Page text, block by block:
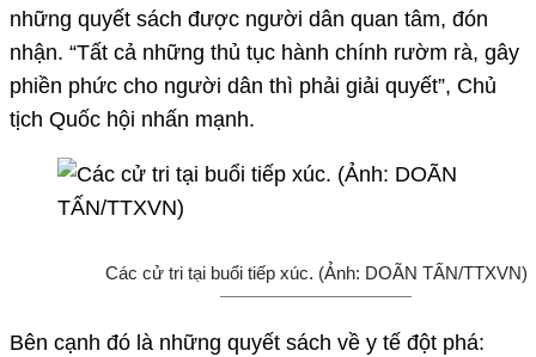
những quyết sách được người dân quan tâm, đón
nhận. “Tất cả những thủ tục hành chính rườm rà, gây
phiền phức cho người dân thì phải giải quyết”, Chủ
tịch Quốc hội nhấn mạnh.
Các cử tri tại buổi tiếp xúc. (Ảnh: DOÃN TẤN/TTXVN)
Bên cạnh đó là những quyết sách về y tế đột phá: